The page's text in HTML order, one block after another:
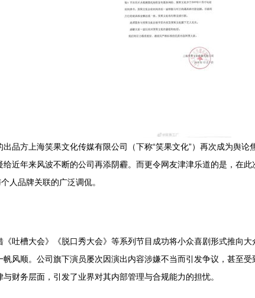
品方上海笑果文化传媒有限公司（下称“笑果文化”）再次成为舆
近年来风波不断的公司再添阴霾。而更令网友津津乐道的是，在
人品牌关联的广泛调侃。
吐槽大会》《脱口秀大会》等系列节目成功将小众喜剧形式推向
风顺。公司旗下演员屡次因演出内容涉嫌不当而引发争议，甚至
财务层面，引发了业界对其内部管理与合规能力的担忧。